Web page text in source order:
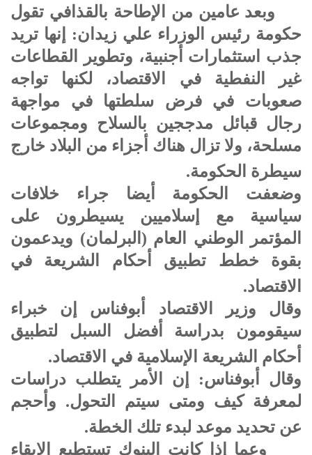
وبعد عامين من الإطاحة بالقذافي تقول
حكومة رئيس الوزراء علي زيدان: إنها تريد
جذب استثمارات أجنبية، وتطوير القطاعات
غير النفطية في الاقتصاد، لكنها تواجه
صعوبات في فرض سلطتها في مواجهة
رجال قبائل مدججين بالسلاح ومجموعات
مسلحة، ولا تزال هناك أجزاء من البلاد خارج
سيطرة الحكومة.
وضعفت الحكومة أيضا جراء خلافات
سياسية مع إسلاميين يسيطرون على
المؤتمر الوطني العام (البرلمان) ويدعمون
بقوة خطط تطبيق أحكام الشريعة في
الاقتصاد.
وقال وزير الاقتصاد أبوفناس إن خبراء
سيقومون بدراسة أفضل السبل لتطبيق
أحكام الشريعة الإسلامية في الاقتصاد.
وقال أبوفناس: إن الأمر يتطلب دراسات
لمعرفة كيف ومتى سيتم التحول. وأحجم
عن تحديد موعد لبدء تلك الخطة.
وعما إذا كانت البنوك تستطيع الإبقاء